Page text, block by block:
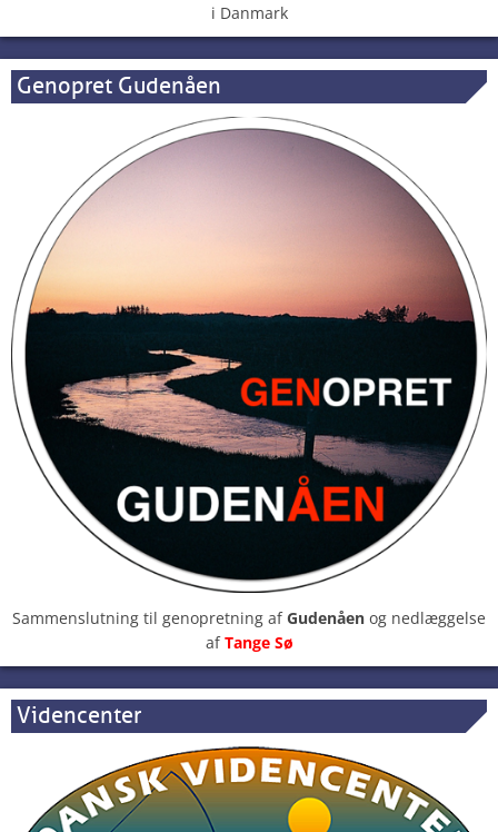
i Danmark
Genopret Gudenåen
Sammenslutning til genopretning afGudenåen og nedlæggelse
afTange Sø
Videncenter